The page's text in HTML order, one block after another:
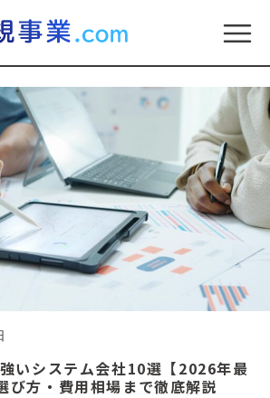
いシステム会社10選【2026年最
び方・費用相場まで徹底解説